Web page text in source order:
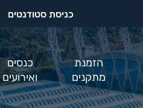
כניסת סטודנטים
הזמנת
מתקנים
כנסים
ואירועים